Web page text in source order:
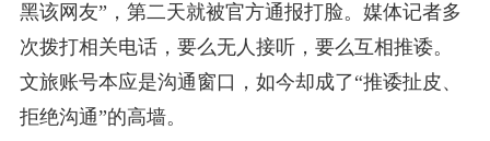
黑该网友”，第二天就被官方通报打脸。媒体记者多
次拨打相关电话，要么无人接听，要么互相推诿。
文旅账号本应是沟通窗口，如今却成了“推诿扯皮、
拒绝沟通”的高墙。